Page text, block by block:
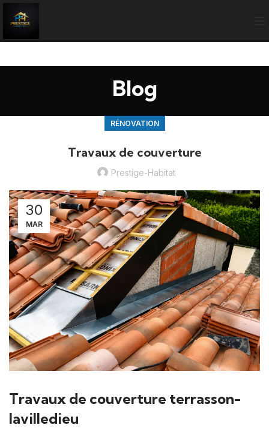
Blog
RÉNOVATION
Travaux de couverture
Prestige-Habitat
30
MAR
Travaux de couverture terrasson-
lavilledieu